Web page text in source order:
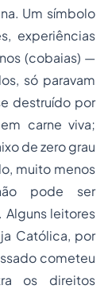
Um símbolo
experiências
(cobaias) —
só paravam
destruído por
carne viva;
de zero grau
muito menos
pode ser
leitores
Católica, por
cometeu
os direitos